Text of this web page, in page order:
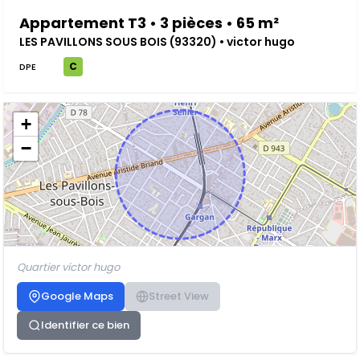
Appartement T3 • 3 pièces • 65 m²
LES PAVILLONS SOUS BOIS (93320) • victor hugo
DPE C
+
−
Quartier victor hugo
Google Maps
Street View
Identifier ce bien